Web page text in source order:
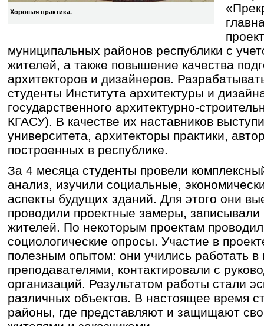
Хорошая практика.
муниципальных районов республики с
жителей, а также повышение качества
архитекторов и дизайнеров.
студенты Института архитектуры и
государственного архитектурно-
КГАСУ). В качестве их наставников
университета, архитекторы практики,
построенных в республике.
За 4 месяца студенты провели
анализ, изучили социальные,
аспекты будущих зданий. Для этого они
проводили проектные замеры,
жителей. По некоторым проектам
социологические опросы. Участие в
полезным опытом: они учились работать
преподавателями, контактировали с
организаций. Результатом работы стали
различных объектов. В настоящее время
районы, где представляют и защищают